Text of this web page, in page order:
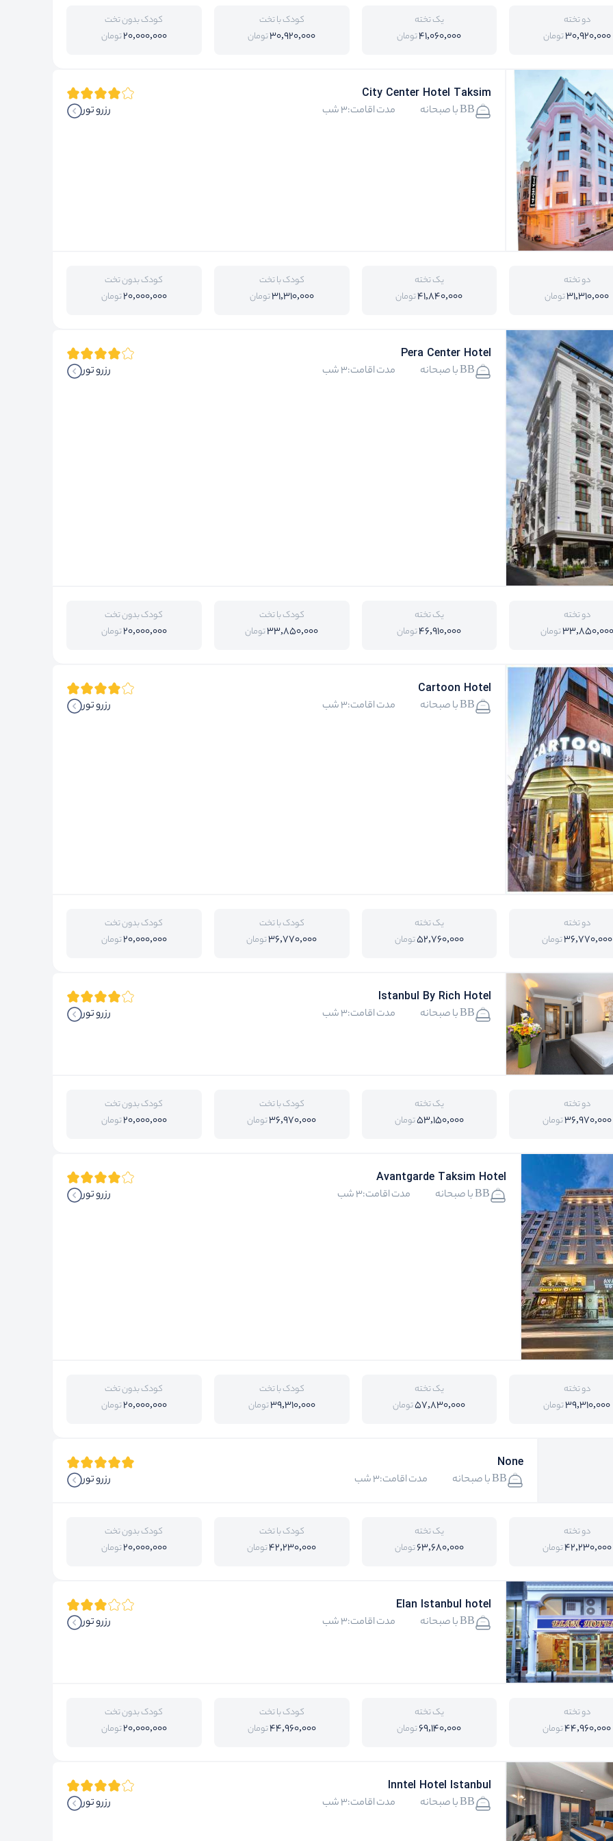
دو تخته
30,920,000تومان
یک تخته
41,060,000تومان
کودک با تخت
30,920,000تومان
کودک بدون تخت
20,000,000تومان
City Center Hotel Taksim
BB با صبحانه مدت اقامت:3 شب رزرو تور
دو تخته
31,310,000تومان
یک تخته
41,840,000تومان
کودک با تخت
31,310,000تومان
کودک بدون تخت
20,000,000تومان
Pera Center Hotel
BB با صبحانه مدت اقامت:3 شب رزرو تور
دو تخته
33,850,000تومان
یک تخته
46,910,000تومان
کودک با تخت
33,850,000تومان
کودک بدون تخت
20,000,000تومان
Cartoon Hotel
BB با صبحانه مدت اقامت:3 شب رزرو تور
دو تخته
36,770,000تومان
یک تخته
52,760,000تومان
کودک با تخت
36,770,000تومان
کودک بدون تخت
20,000,000تومان
Istanbul By Rich Hotel
BB با صبحانه مدت اقامت:3 شب رزرو تور
دو تخته
36,970,000تومان
یک تخته
53,150,000تومان
کودک با تخت
36,970,000تومان
کودک بدون تخت
20,000,000تومان
Avantgarde Taksim Hotel
BB با صبحانه مدت اقامت:3 شب رزرو تور
دو تخته
39,310,000تومان
یک تخته
57,830,000تومان
کودک با تخت
39,310,000تومان
کودک بدون تخت
20,000,000تومان
None
BB با صبحانه مدت اقامت:3 شب رزرو تور
دو تخته
42,230,000تومان
یک تخته
63,680,000تومان
کودک با تخت
42,230,000تومان
کودک بدون تخت
20,000,000تومان
Elan Istanbul hotel
BB با صبحانه مدت اقامت:3 شب رزرو تور
دو تخته
44,960,000تومان
یک تخته
69,140,000تومان
کودک با تخت
44,960,000تومان
کودک بدون تخت
20,000,000تومان
Inntel Hotel Istanbul
BB با صبحانه مدت اقامت:3 شب رزرو تور